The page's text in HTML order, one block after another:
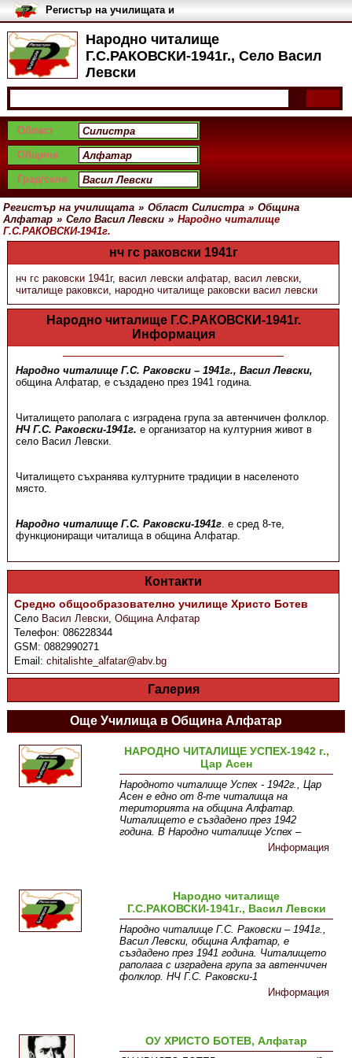
Народно читалище
Г.С.РАКОВСКИ-1941г., Село Васил
Левски
Регистър на училищата и
университетите в България
Област
Община
Град/село
Регистър на училищата » Област Силистра » Община
Алфатар » Село Васил Левски » Народно читалище
Г.С.РАКОВСКИ-1941г.
нч гс раковски 1941г
нч гс раковски 1941г, васил левски алфатар, васил левски,
читалище раковкси, народно читалище раковски васил левски
Народно читалище Г.С.РАКОВСКИ-1941г.
Информация
Народно читалище Г.С. Раковски – 1941г., Васил Левски,
община Алфатар, е създадено през 1941 година.
Читалището раполага с изградена група за автенчичен фолклор.
НЧ Г.С. Раковски-1941г. е организатор на културния живот в
село Васил Левски.
Читалището съхранява културните традиции в населеното
място.
Народно читалище Г.С. Раковски-1941г. е сред 8-те,
функциониращи читалища в община Алфатар.
Контакти
Средно общообразователно училище Христо Ботев
Село Васил Левски,Община Алфатар
Телефон:086228344
GSM:0882990271
Email:chitalishte_alfatar@abv.bg
Галерия
Още Училища в Община Алфатар
НАРОДНО ЧИТАЛИЩЕ УСПЕХ-1942 г.,
Цар Асен
Народното читалище Успех - 1942г., Цар
Асен е едно от 8-те читалища на
територията на община Алфатар.
Читалището е създадено през 1942
година. В Народно читалище Успех –
Информация
Народно читалище
Г.С.РАКОВСКИ-1941г., Васил Левски
Народно читалище Г.С. Раковски – 1941г.,
Васил Левски, община Алфатар, е
създадено през 1941 година. Читалището
раполага с изградена група за автенчичен
фолклор. НЧ Г.С. Раковски-1
Информация
ОУ ХРИСТО БОТЕВ, Алфатар